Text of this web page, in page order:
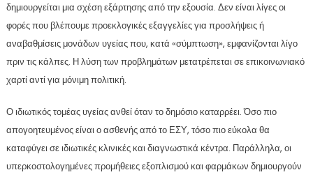
δημιουργείται μια σχέση εξάρτησης από την εξουσία. Δεν είναι λίγες οι
φορές που βλέπουμε προεκλογικές εξαγγελίες για προσλήψεις ή
αναβαθμίσεις μονάδων υγείας που, κατά «σύμπτωση», εμφανίζονται λίγο
πριν τις κάλπες. Η λύση των προβλημάτων μετατρέπεται σε επικοινωνιακό
χαρτί αντί για μόνιμη πολιτική.
Ο ιδιωτικός τομέας υγείας ανθεί όταν το δημόσιο καταρρέει. Όσο πιο
απογοητευμένος είναι ο ασθενής από το ΕΣΥ, τόσο πιο εύκολα θα
καταφύγει σε ιδιωτικές κλινικές και διαγνωστικά κέντρα. Παράλληλα, οι
υπερκοστολογημένες προμήθειες εξοπλισμού και φαρμάκων δημιουργούν